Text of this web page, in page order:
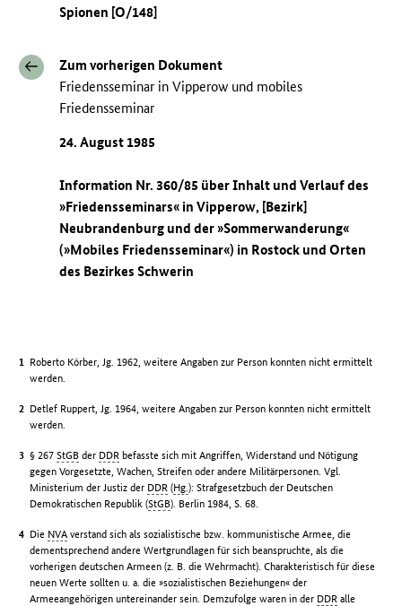
Spionen [O/148]
Zum vorherigen Dokument
Friedensseminar in Vipperow und mobiles
Friedensseminar
24. August 1985
Information Nr. 360/85 über Inhalt und Verlauf des
»Friedensseminars« in Vipperow, [Bezirk]
Neubrandenburg und der »Sommerwanderung«
(»Mobiles Friedensseminar«) in Rostock und Orten
des Bezirkes Schwerin
Roberto Körber, Jg. 1962, weitere Angaben zur Person konnten nicht ermittelt
werden.
Detlef Ruppert, Jg. 1964, weitere Angaben zur Person konnten nicht ermittelt
werden.
§ 267StGB der DDR befasste sich mit Angriffen, Widerstand und Nötigung
gegen Vorgesetzte, Wachen, Streifen oder andere Militärpersonen. Vgl.
Ministerium der Justiz der DDR (Hg.): Strafgesetzbuch der Deutschen
Demokratischen Republik (StGB). Berlin 1984, S. 68.
Die NVA verstand sich als sozialistische bzw. kommunistische Armee, die
dementsprechend andere Wertgrundlagen für sich beanspruchte, als die
vorherigen deutschen Armeen (z. B. die Wehrmacht). Charakteristisch für diese
neuen Werte sollten u. a. die »sozialistischen Beziehungen« der
Armeeangehörigen untereinander sein. Demzufolge waren in der DDR alle